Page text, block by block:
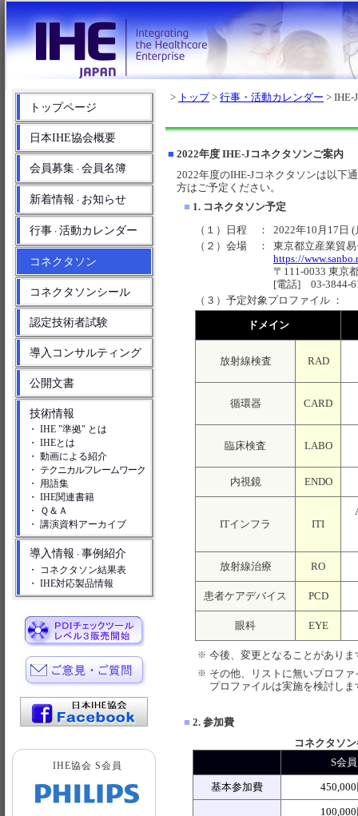
> トップ> 行事・活動カレンダー > IHE-
■ 2022年度 IHE-Jコネクタソンご案内
2022年度のIHE-Jコネクタソンは以下
方はご予定ください。
■ 1. コネクタソン予定
（１）日程
：
2022年10月17日
（２）会場
：
東京都立産業貿
https://
〒111-0033 東京
[電話] 03-3844-
（３）予定対象プロファイル ：
ドメイン
放射線検査 RAD
循環器 CARD
臨床検査 LABO
内視鏡 ENDO
ITインフラ ITI
放射線治療 RO
患者ケアデバイス PCD
眼科 EYE
※ 今後、変更となることがありま
※ その他、リストに無いプロフ
プロファイルは実施を検討し
■ 2. 参加費
コネクタソ
S会員
基本参加費
トップページ
日本IHE協会概要
会員募集 ・ 会員名簿
新着情報 ・ お知らせ
行事 ・ 活動カレンダー
コネクタソン
コネクタソンシール
認定技術者試験
導入コンサルティング
公開文書
技術情報
・ IHE "準拠" とは
・ IHEとは
・ 動画による紹介
・ テクニカルフレームワーク
・ 用語集
・ IHE関連書籍
・ Ｑ＆Ａ
・ 講演資料アーカイブ
導入情報 ・ 事例紹介
・ コネクタソン結果表
・ IHE対応製品情報
IHE協会 S会員